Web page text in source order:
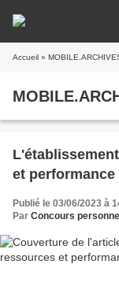
Accueil »
et performance
Publié le 03/06/2023 à
Par Concours